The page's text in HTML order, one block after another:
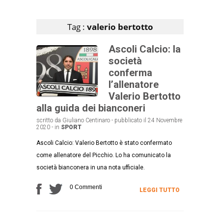
Tag : valerio bertotto
Ascoli Calcio: la
società
conferma
l’allenatore
Valerio Bertotto
alla guida dei bianconeri
scritto da Giuliano Centinaro - pubblicato il 24 Novembre
2020 - in SPORT
Ascoli Calcio: Valerio Bertotto è stato confermato
come allenatore del Picchio. Lo ha comunicato la
società bianconera in una nota ufficiale.
0 Commenti LEGGI TUTTO